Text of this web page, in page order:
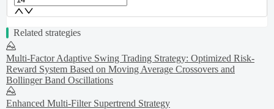
Related strategies
Multi-Factor Adaptive Swing Trading Strategy: Optimized Risk-
Reward System Based on Moving Average Crossovers and
Bollinger Band Oscillations
Enhanced Multi-Filter Supertrend Strategy